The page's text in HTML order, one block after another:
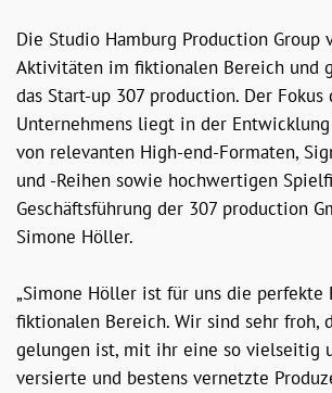
Die Studio Hamburg Production Group
Aktivitäten im fiktionalen Bereich und
das Start-up 307 production. Der Fokus
Unternehmens liegt in der
von relevanten High-end-Formaten,
und -Reihen sowie hochwertigen
Geschäftsführung der 307 production
Simone Höller.
„Simone Höller ist für uns die perfekte
fiktionalen Bereich. Wir sind sehr froh,
gelungen ist, mit ihr eine so vielseitig
versierte und bestens vernetzte